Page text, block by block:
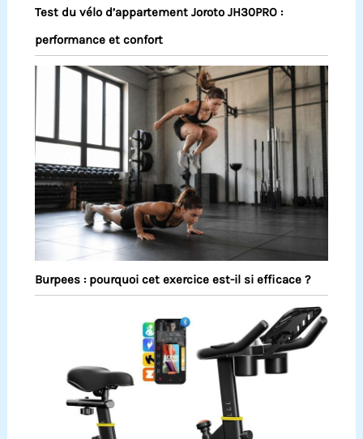
Test du vélo d’appartement Joroto JH30PRO :
performance et confort
Burpees : pourquoi cet exercice est-il si efficace ?